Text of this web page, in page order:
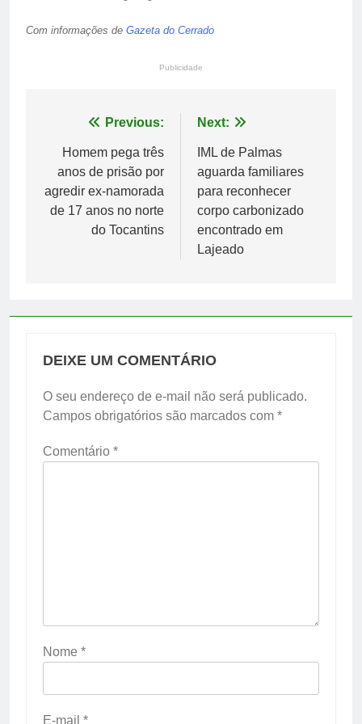
Com informações de Gazeta do Cerrado
Publicidade
Navegação
de
Post
Previous:
Homem pega três
anos de prisão por
agredir ex-namorada
de 17 anos no norte
do Tocantins
Next:
IML de Palmas
aguarda familiares
para reconhecer
corpo carbonizado
encontrado em
Lajeado
DEIXE UM COMENTÁRIO
O seu endereço de e-mail não será publicado.
Campos obrigatórios são marcados com *
Comentário *
Nome *
E-mail *